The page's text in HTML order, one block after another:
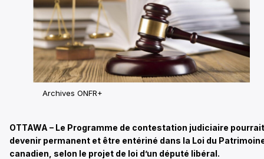
Archives ONFR+
OTTAWA – Le Programme de contestation judiciaire pourrait
devenir permanent et être entériné dans la Loi du
canadien, selon le projet de loi d’un député libéral.